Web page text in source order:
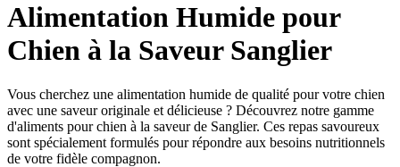
Alimentation Humide pour
Chien à la Saveur Sanglier
Vous cherchez une alimentation humide de qualité pour votre chien
avec une saveur originale et délicieuse ? Découvrez notre gamme
d'aliments pour chien à la saveur de Sanglier. Ces repas savoureux
sont spécialement formulés pour répondre aux besoins nutritionnels
de votre fidèle compagnon.